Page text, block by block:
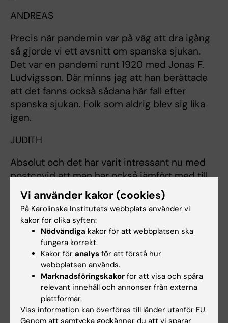
ANDREAS
Precis när pandemin var på väg att dra igång
så gjorde vi ett avsnitt om spanska sjukan.
Det var en pandemi runt 1920 med Jonas F.
Ludvigsson. Där minns jag att han berättade
att det fanns också sådana här fall efter
spanska sjukan. Folk som aldrig blev sig lika
igen.
JUDITH
Absolut och det har varit intressant nu med
postcovid att man har också jämfört med till
exempel influensarisken att få
långtidseffekter. Och man får långtidseffekter
även efter influensan men det är ett lägre
antal än efter covid.
ANDREAS
Finns det någon teori om varför vissa drabbas
av det här men de flesta inte?
JUDITH
Vi använder kakor (cookies)
På Karolinska Institutets webbplats använder vi
kakor för olika syften:
Nödvändiga kakor för att webbplatsen ska
fungera korrekt.
Kakor för analys för att förstå hur
webbplatsen används.
Marknadsföringskakor för att visa och spåra
relevant innehåll och annonser från externa
plattformar.
Viss information kan överföras till länder utanför EU.
Genom att samtycka godkänner du att vi sparar